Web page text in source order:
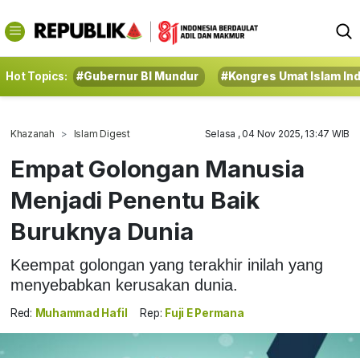
Hot Topics: #Gubernur BI Mundur #Kongres Umat Islam
Khazanah Islam Digest Selasa , 04 Nov 2025, 13:47 WIB
Empat Golongan Manusia
Menjadi Penentu Baik
Buruknya Dunia
Keempat golongan yang terakhir inilah yang
menyebabkan kerusakan dunia.
Red: Muhammad Hafil Rep: Fuji E Permana